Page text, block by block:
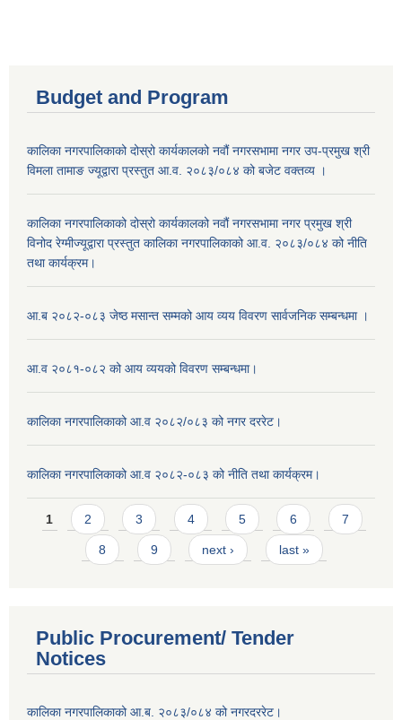
Budget and Program
कालिका नगरपालिकाको दोस्रो कार्यकालको नवौं नगरसभामा नगर उप-प्रमुख श्री
विमला तामाङ ज्यूद्वारा प्रस्तुत आ.व. २०८३/०८४ को बजेट वक्तव्य ।
कालिका नगरपालिकाको दोस्रो कार्यकालको नवौं नगरसभामा नगर प्रमुख श्री
विनोद रेग्मीज्यूद्वारा प्रस्तुत कालिका नगरपालिकाको आ.व. २०८३/०८४ को नीति
तथा कार्यक्रम।
आ.ब २०८२-०८३ जेष्ठ मसान्त सम्मको आय व्यय विवरण सार्वजनिक सम्बन्धमा ।
आ.व २०८१-०८२ को आय व्ययको विवरण सम्बन्धमा।
कालिका नगरपालिकाको आ.व २०८२/०८३ को नगर दररेट।
कालिका नगरपालिकाको आ.व २०८२-०८३ को नीति तथा कार्यक्रम।
Pages
1 2 3 4 5 6 7
8 9 next › last »
Public Procurement/ Tender
Notices
कालिका नगरपालिकाको आ.ब. २०८३/०८४ को नगरदररेट।